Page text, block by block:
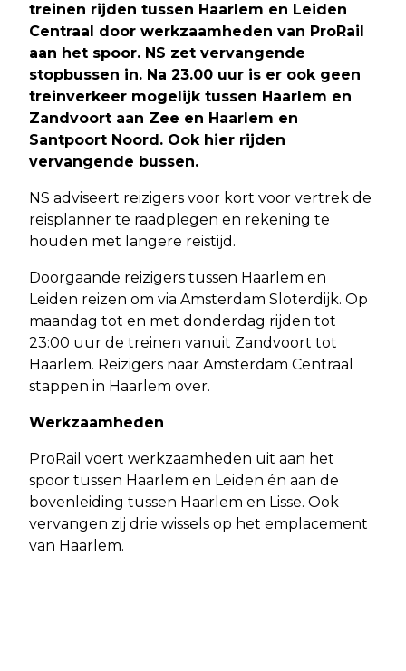
treinen rijden tussen Haarlem en Leiden
Centraal door werkzaamheden van ProRail
aan het spoor. NS zet vervangende
stopbussen in. Na 23.00 uur is er ook geen
treinverkeer mogelijk tussen Haarlem en
Zandvoort aan Zee en Haarlem en
Santpoort Noord. Ook hier rijden
vervangende bussen.
NS adviseert reizigers voor kort voor vertrek de
reisplanner te raadplegen en rekening te
houden met langere reistijd.
Doorgaande reizigers tussen Haarlem en
Leiden reizen om via Amsterdam Sloterdijk. Op
maandag tot en met donderdag rijden tot
23:00 uur de treinen vanuit Zandvoort tot
Haarlem. Reizigers naar Amsterdam Centraal
stappen in Haarlem over.
Werkzaamheden
ProRail voert werkzaamheden uit aan het
spoor tussen Haarlem en Leiden én aan de
bovenleiding tussen Haarlem en Lisse. Ook
vervangen zij drie wissels op het emplacement
van Haarlem.